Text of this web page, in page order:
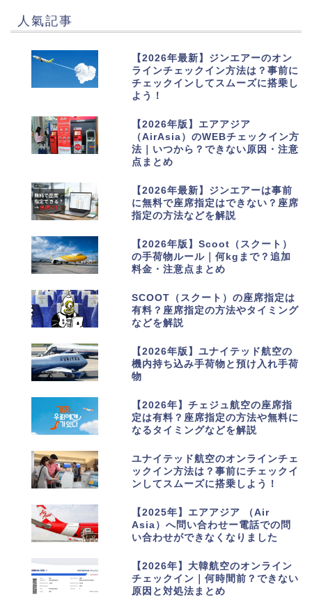
人氣記事
【2026年最新】ジンエアーのオン
ラインチェックイン方法は？事前に
チェックインしてスムーズに搭乗し
よう！
【2026年版】エアアジア
（AirAsia）のWEBチェックイン方
法｜いつから？できない原因・注意
点まとめ
【2026年最新】ジンエアーは事前
に無料で座席指定はできない？座席
指定の方法などを解説
【2026年版】Scoot（スクート）
の手荷物ルール｜何kgまで？追加
料金・注意点まとめ
SCOOT（スクート）の座席指定は
有料？座席指定の方法やタイミング
などを解説
【2026年版】ユナイテッド航空の
機内持ち込み手荷物と預け入れ手荷
物
【2026年】チェジュ航空の座席指
定は有料？座席指定の方法や無料に
なるタイミングなどを解説
ユナイテッド航空のオンラインチェ
ックイン方法は？事前にチェックイ
ンしてスムーズに搭乗しよう！
【2025年】エアアジア （Air
Asia）へ問い合わせー電話での問
い合わせができなくなりました
【2026年】大韓航空のオンライン
チェックイン｜何時間前？できない
原因と対処法まとめ